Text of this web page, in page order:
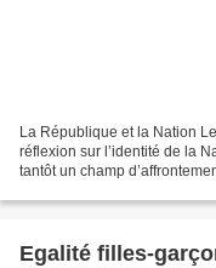
La République et la Nation
réflexion sur l’identité de la
tantôt un champ
Egalité filles-